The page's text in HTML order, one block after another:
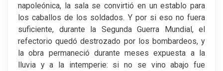
napoleónica, la sala se convirtió en un establo para
los caballos de los soldados. Y por si eso no fuera
suficiente, durante la Segunda Guerra Mundial, el
refectorio quedó destrozado por los bombardeos, y
la obra permaneció durante meses expuesta a la
lluvia y a la intemperie: si no se vino abajo fue